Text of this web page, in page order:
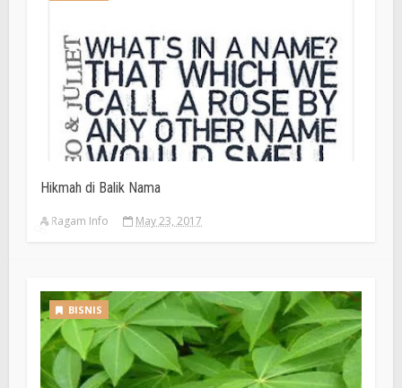
Hikmah di Balik Nama
Ragam Info May 23, 2017
BISNIS